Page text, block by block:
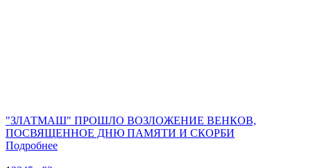
"ЗЛАТМАШ" ПРОШЛО ВОЗЛОЖЕНИЕ ВЕНКОВ,
ПОСВЯЩЕННОЕ ДНЮ ПАМЯТИ И СКОРБИ
Подробнее